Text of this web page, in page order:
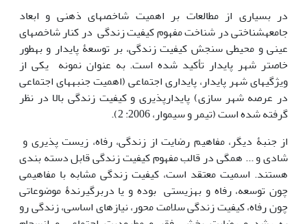
در بسیاری از مطالعات بر اهمیت شاخص‎های ذهنی و ابعاد
جامعه‏شناختی در شناخت مفهوم کیفیت زندگی در کنار شاخص‎های
عینی و محیطی سنجش کیفیت زندگی، بر توسعۀ پایدار و به‎طور
خاص‎تر شهر پایدار تأکید شده است. به عنوان نمونه یکی از
ویژگی‎های شهر پایدار، پایداری اجتماعی (اهمیت جنبه‏ها‏ی اجتماعی
در عرصه شهر سازی) پایدارپذیری و کیفیت زندگی بالا در نظر
گرفته شده است (تیمر و سیموار، 2006: 2).
از جنبۀ دیگر، مفاهیم رضایت از زندگی، رفاه، زیست پذیری و
شادی و ... همگی در قالب مفهوم کیفیت زندگی قابل دسته بندی
هستند. اسمیت معتقد است، کیفیت زندگی مشابه با مفاهیمی
چون توسعه، رفاه و بهزیستی بوده و یا دربرگیرندۀ موضوعاتی
چون رفاه، کیفیت زندگی سلامت محور، نیازهای اساسی، زندگی رو